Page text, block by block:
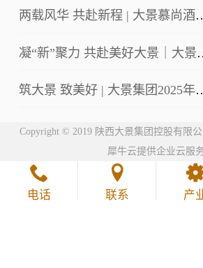
两载风华 共赴新程 | 大景慕尚
凝“新”聚力 共赴
筑大景 致美好 | 大景集团2025
Copyright © 2019 陕西大景集团控股有限公
犀牛云提供企业云服
电话 联系 产